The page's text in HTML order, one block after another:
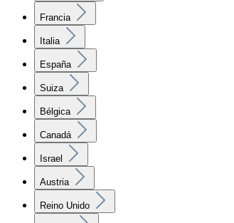
Francia
Italia
España
Suiza
Bélgica
Canadá
Israel
Austria
Reino Unido